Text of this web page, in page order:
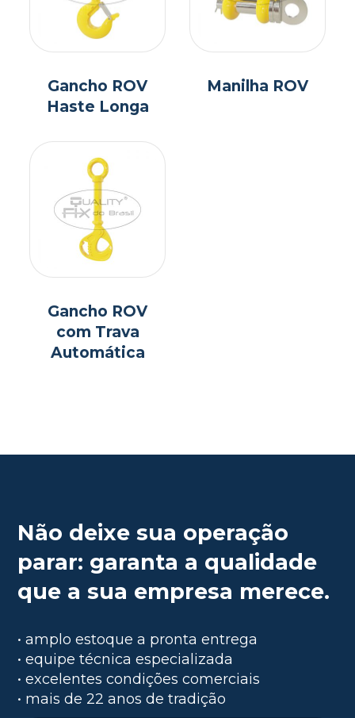
Gancho ROV
Haste Longa
Manilha ROV
Gancho ROV
com Trava
Automática
Não deixe sua operação
parar: garanta a qualidade
que a sua empresa merece.
• amplo estoque a pronta entrega
• equipe técnica especializada
• excelentes condições comerciais
• mais de 22 anos de tradição